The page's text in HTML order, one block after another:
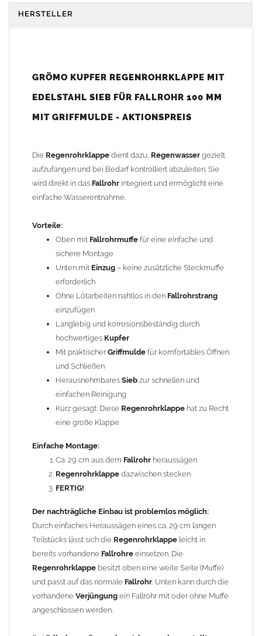
Oben mitFallrohrmuffefür eine einfache und sichere
Montage
Langlebig und korrosionsbeständig durch hochwertiges
Schließen
Kurz gesagt: DieseRegenrohrklappehat zu Recht eine
große Klappe
Einfache Montage:
Regenrohrklappe
FERTIG!
Der nachträgliche Einbau ist problemlos möglich:
Durch einfaches Heraussägen eines ca. 29 cm langen Teilstücks
lässt sich die Regenrohrklappe leicht in bereits vorhandene
einsetzen. Die
weite Seite (Muffe) und passt auf das normale Fallrohr
kann durch die vorhandene
Verjüngung
ohne Muffe angeschlossen werden.
Fallrohren, die vor dem Jahr 2000 hergestellt wurden
beachten Sie bitte den Einbauhinweis (siehe -> Allgemeine
gewährleisten, können in Abhängigkeit der vorhandenen
Rohrbefestigungen ggf. ein bis zwei weitere Rohrschellen
notwendig werden.
Durch das Entfernen desLaubsiebsin den
Wintermonaten lassen sich Vereisungen zuverlässig
vermeiden.
Technische Daten:
Größe: geeignet fürFallrohrenach DIN 18461 mit
Außendurchmesser 100 mm
Material:Kupfer
HERSTELLER
GRÖMO KUPFER REGENROHRKLAPPE MIT
EDELSTAHL SIEB FÜR FALLROHR 100 MM
MIT GRIFFMULDE - AKTIONSPREIS
Die Regenrohrklappe dient dazu, Regenwasser gezielt
aufzufangen und bei Bedarf kontrolliert abzuleiten. Sie
wird direkt in das Fallrohr integriert und ermöglicht eine
einfache Wasserentnahme.
Vorteile:
Oben mit Fallrohrmuffe für eine einfache und
sichere Montage
Unten mit Einzug – keine zusätzliche Steckmuffe
erforderlich
Ohne Lötarbeiten nahtlos in den Fallrohrstrang
einzufügen
Langlebig und korrosionsbeständig durch
hochwertiges Kupfer
Mit praktischerGriffmulde für komfortables Öffnen
und Schließen
Herausnehmbares Sieb zur schnellen und
einfachen Reinigung
Kurz gesagt: Diese Regenrohrklappe hat zu Recht
eine große Klappe
Einfache Montage:
Ca. 29 cm aus dem Fallrohr heraussägen
Regenrohrklappe dazwischen stecken
FERTIG!
Der nachträgliche Einbau ist problemlos möglich:
Durch einfaches Heraussägen eines ca. 29 cm langen
Teilstücks lässt sich die Regenrohrklappe leicht in
bereits vorhandene Fallrohre einsetzen. Die
Regenrohrklappe besitzt oben eine weite Seite (Muffe)
und passt auf das normale Fallrohr. Unten kann durch die
vorhandene Verjüngung ein Fallrohr mit oder ohne Muffe
angeschlossen werden.